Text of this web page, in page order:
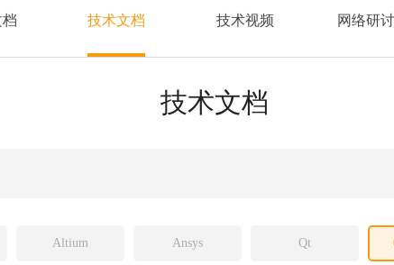
技术文档 技术视频 网络研
技术文档
Altium Ansys Qt